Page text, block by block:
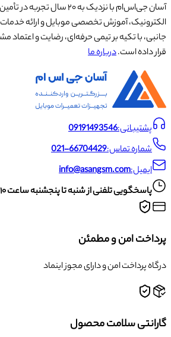
آسان جی‌اس‌ام با نزدیک به ۲۰ سال
الکترونیک، آموزش تخصصی موبایل و ارائه خدمات
جانبی، با تکیه بر تیمی حرفه‌ای، رضایت و اعتماد
قرار داده است.درباره ما
پشتیبانی:09191493546
شماره تماس:021-66704429
ایمیل:info@asangsm.com
پاسخگویی تلفنی از شنبه تا پنجشنبه ساعت ۱۰ الی ۱۹
پرداخت امن و مطمئن
درگاه پرداخت امن و دارای مجوز اینماد
گارانتی سلامت محصول